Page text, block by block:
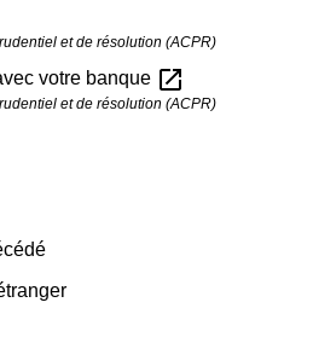
et de résolution (ACPR)
votre banque open_in_new
et de résolution (ACPR)